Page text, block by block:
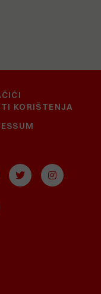
KORIŠTENJA